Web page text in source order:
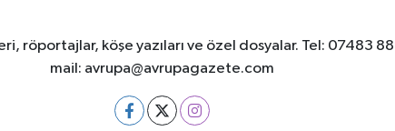
röportajlar, köşe yazıları ve özel dosyalar. Tel:
mail: avrupa@avrupagazete.com